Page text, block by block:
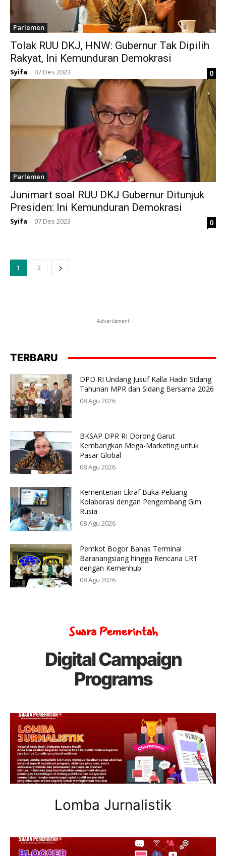
Parlemen
Tolak RUU DKJ, HNW: Gubernur Tak Dipilih
Rakyat, Ini Kemunduran Demokrasi
Syifa - 07 Des 2023 0
Parlemen
Junimart soal RUU DKJ Gubernur Ditunjuk
Presiden: Ini Kemunduran Demokrasi
Syifa - 07 Des 2023 0
1 2
- Advertisment -
TERBARU
DPD RI Undang Jusuf Kalla Hadiri Sidang
Tahunan MPR dan Sidang Bersama 2026
08 Agu 2026
BKSAP DPR RI Dorong Garut
Kembangkan Mega-Marketing untuk
Pasar Global
08 Agu 2026
Kementerian Ekraf Buka Peluang
Kolaborasi dengan Pengembang Gim
Rusia
08 Agu 2026
Pemkot Bogor Bahas Terminal
Baranangsiang hingga Rencana LRT
dengan Kemenhub
08 Agu 2026
Suara Pemerintah
Digital Campaign
Programs
Lomba Jurnalistik